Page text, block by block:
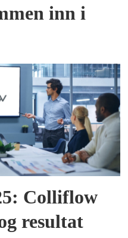
inn i
Colliflow
resultat